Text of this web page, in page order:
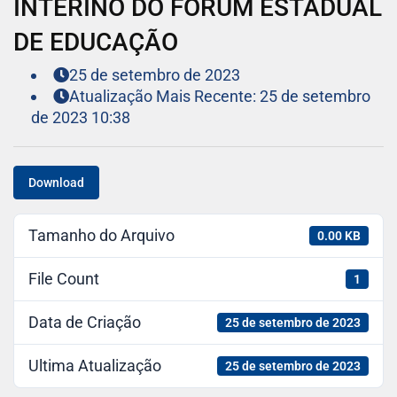
INTERINO DO FÓRUM ESTADUAL
DE EDUCAÇÃO
25 de setembro de 2023
Atualização Mais Recente: 25 de setembro
de 2023 10:38
Download
Tamanho do Arquivo 0.00 KB
File Count 1
Data de Criação 25 de setembro de 2023
Ultima Atualização 25 de setembro de 2023